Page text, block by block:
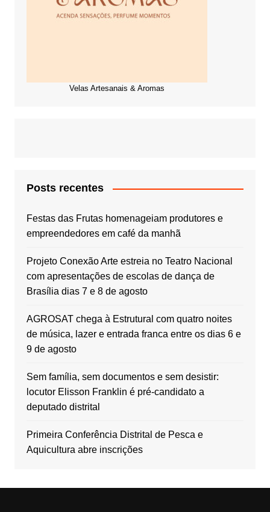
Velas Artesanais & Aromas
Posts recentes
Festas das Frutas homenageiam produtores e
empreendedores em café da manhã
Projeto Conexão Arte estreia no Teatro Nacional
com apresentações de escolas de dança de
Brasília dias 7 e 8 de agosto
AGROSAT chega à Estrutural com quatro noites
de música, lazer e entrada franca entre os dias 6 e
9 de agosto
Sem família, sem documentos e sem desistir:
locutor Elisson Franklin é pré-candidato a
deputado distrital
Primeira Conferência Distrital de Pesca e
Aquicultura abre inscrições